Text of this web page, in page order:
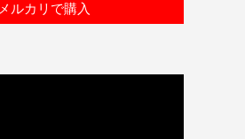
メルカリで購入